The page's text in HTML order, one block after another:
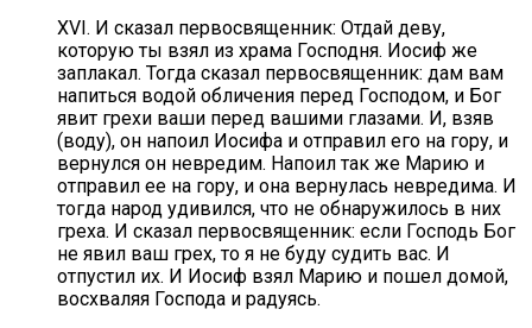
XVI. И сказал первосвященник: Отдай деву,
которую ты взял из храма Господня. Иосиф же
заплакал. Тогда сказал первосвященник: дам вам
напиться водой обличения перед Господом, и Бог
явит грехи ваши перед вашими глазами. И, взяв
(воду), он напоил Иосифа и отправил его на гору, и
вернулся он невредим. Напоил так же Марию и
отправил ее на гору, и она вернулась невредима. И
тогда народ удивился, что не обнаружилось в них
греха. И сказал первосвященник: если Господь Бог
не явил ваш грех, то я не буду судить вас. И
отпустил их. И Иосиф взял Марию и пошел домой,
восхваляя Господа и радуясь.